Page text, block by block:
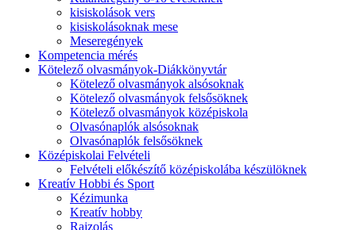
kisiskolások vers
kisiskolásoknak mese
Meseregények
Kompetencia mérés
Kötelező olvasmányok-Diákkönyvtár
Kötelező olvasmányok alsósoknak
Kötelező olvasmányok felsősöknek
Kötelező olvasmányok középiskola
Olvasónaplók alsósoknak
Olvasónaplók felsősöknek
Középiskolai Felvételi
Felvételi előkészítő középiskolába készülöknek
Kreatív Hobbi és Sport
Kézimunka
Kreatív hobby
Rajzolás